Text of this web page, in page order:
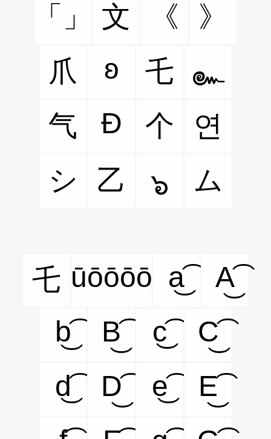
「」 文 《
》
爪
ʚ 乇
๛
气
Ð 个
연
シ
乙 ๖ ム
乇 ūōōōō a͜͡
A͜͡
b͜͡
B͜͡ c͜͡
C͜͡
d͜͡
D͜͡ e͜͡
E͜͡